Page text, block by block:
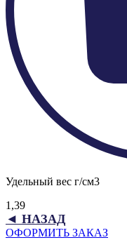
Удельный вес г/см3
1,39
◄ НАЗАД
ОФОРМИТЬ ЗАКАЗ